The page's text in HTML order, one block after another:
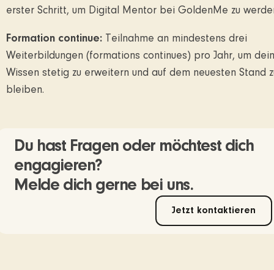
erster Schritt, um Digital Mentor bei GoldenMe zu
Formation continue: Teilnahme an mindestens drei
Weiterbildungen (formations continues) pro Jahr, um dein
Wissen stetig zu erweitern und auf dem neuesten Stand
bleiben.
Du hast Fragen oder möchtest dich
engagieren?
Melde dich gerne bei uns.
Jetzt kontaktieren